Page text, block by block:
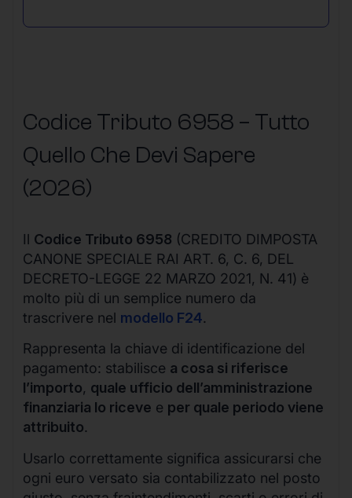
Codice Tributo 6958 – Tutto
Quello Che Devi Sapere
(2026)
Il Codice Tributo 6958 (CREDITO DIMPOSTA
CANONE SPECIALE RAI ART. 6, C. 6, DEL
DECRETO-LEGGE 22 MARZO 2021, N. 41) è
molto più di un semplice numero da
trascrivere nel modello F24.
Rappresenta la chiave di identificazione del
pagamento: stabilisce a cosa si riferisce
l’importo, quale ufficio dell’amministrazione
finanziaria lo riceve e per quale periodo viene
attribuito.
Usarlo correttamente significa assicurarsi che
ogni euro versato sia contabilizzato nel posto